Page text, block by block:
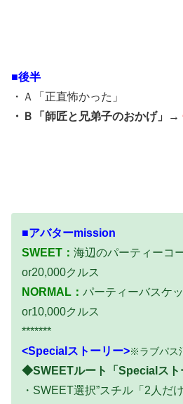
■後半
・Ａ「正直怖かった」
・Ｂ「師匠と兄弟子のおかげ」→
■アバターmission
SWEET： 海辺のパーティーコ
or20,000クルス
NORMAL： パーティーバスケ
or10,000クルス
*******
<Specialストーリー>※ラブパス
◆SWEETルート「Specialスト
・SWEET選択”スチル「2人だ